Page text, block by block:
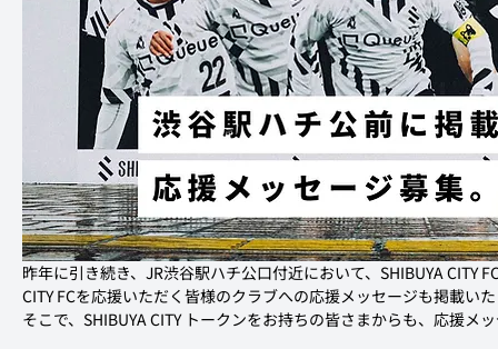
昨年に引き続き、JR渋谷駅ハチ公口付近において、SHIBUYA CITY
CITY FCを応援いただく皆様のクラブへの応援メッセージも掲載い
そこで、SHIBUYA CITY トークンをお持ちの皆さまからも、応援メ